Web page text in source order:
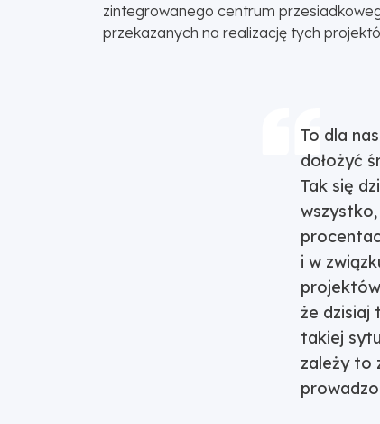
zintegrowanego centrum
przekazanych na realizację tych
To dla
dołożyć
Tak się
i w
że dzisiaj
takiej
zależy to